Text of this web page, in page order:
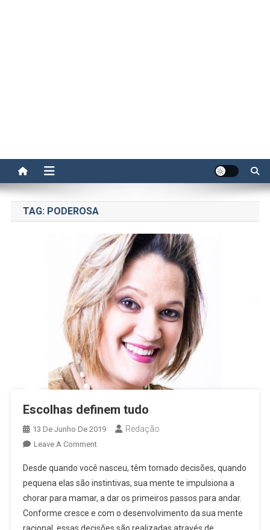
TAG: PODEROSA
Escolhas definem tudo
13 De Junho De 2019 Redação
Leave A CommentOn
Definem
Tudo
Desde quando você nasceu, têm tomado decisões, quando
pequena elas são instintivas, sua mente te impulsiona a
chorar para mamar, a dar os primeiros passos para andar.
Conforme cresce e com o desenvolvimento da sua mente